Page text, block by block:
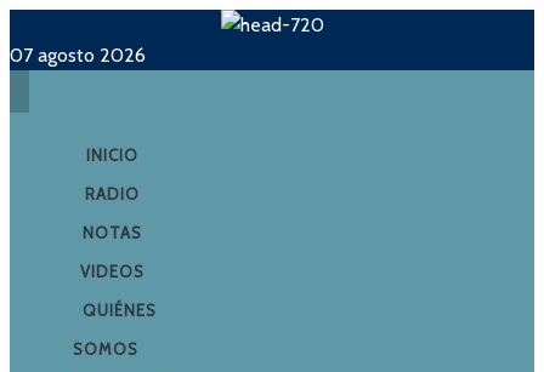
07 agosto 2026
INICIO
RADIO
NOTAS
VIDEOS
QUIÉNES
SOMOS